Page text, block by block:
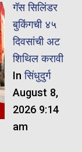
गॅस सिलिंडर
बुकिंगची ४५
दिवसांची अट
शिथिल करावी
Inसिंधुदुर्ग
August 8,
2026 9:14
am